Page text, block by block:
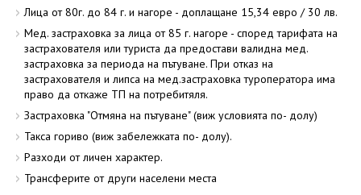
Лица от 80г. до 84 г. и нагоре - доплащане 15,34 евро / 30 лв.
Мед. застраховка за лица от 85 г. нагоре - според тарифата на
застрахователя или туриста да предостави валидна мед.
застраховка за периода на пътуване. При отказ на
застрахователя и липса на мед.застраховка туроператора има
право да откаже ТП на потребитяля.
Застраховка "Отмяна на пътуване" (виж условията по- долу)
Такса гориво (виж забележката по- долу).
Разходи от личен характер.
Трансферите от други населени места